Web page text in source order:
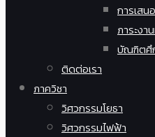
การเส
ภาระงา
บัณฑิตศึ
ติดต่อเรา
ภาควิชา
วิศวกรรมโยธา
วิศวกรรมไฟฟ้า